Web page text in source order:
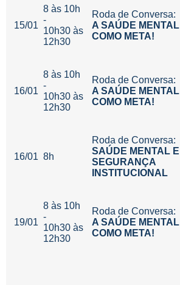
15/01
8 às 10h
-
10h30 às
12h30
Roda de Conversa:
A SAÚDE MENTAL
COMO META!
16/01
8 às 10h
-
10h30 às
12h30
Roda de Conversa:
A SAÚDE MENTAL
COMO META!
16/01 8h
Roda de Conversa:
SAÚDE MENTAL E
SEGURANÇA
INSTITUCIONAL
19/01
8 às 10h
-
10h30 às
12h30
Roda de Conversa:
A SAÚDE MENTAL
COMO META!